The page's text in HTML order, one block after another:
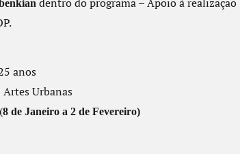
anos
Urbanas
8 de Janeiro a 2 de Fevereiro)